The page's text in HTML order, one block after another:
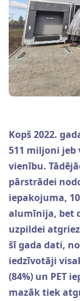
Kopš 2022.
511 miljoni
vienību.
pārstrādei
iepakojuma,
alumīnija, bet
uzpildei
šī gada dati,
iedzīvotāji
(84%) un PET
mazāk tiek